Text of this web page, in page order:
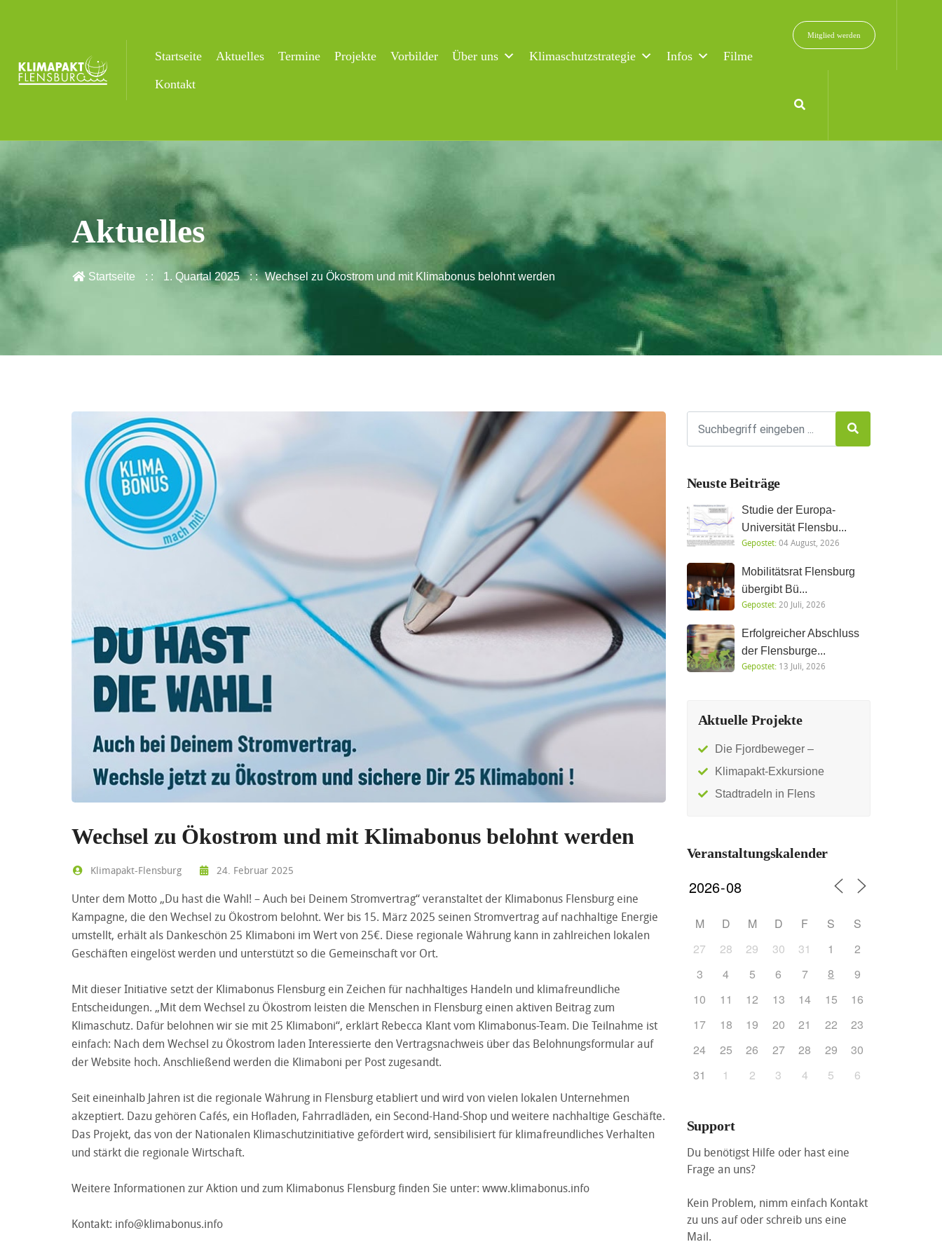
Startseite Aktuelles Termine Projekte Vorbilder Über uns Klimaschutzstrategie Infos
Filme
Kontakt
Mitglied werden
Aktuelles
Startseite 1. Quartal 2025 Wechsel zu Ökostrom und mit Klimabonus belohnt werden
Wechsel zu Ökostrom und mit Klimabonus belohnt werden
Klimapakt-Flensburg 24. Februar 2025
Unter dem Motto „Du hast die Wahl! – Auch bei Deinem Stromvertrag“ veranstaltet der Klimabonus Flensburg eine
Kampagne, die den Wechsel zu Ökostrom belohnt. Wer bis 15. März 2025 seinen Stromvertrag auf nachhaltige Energie
umstellt, erhält als Dankeschön 25 Klimaboni im Wert von 25€. Diese regionale Währung kann in zahlreichen lokalen
Geschäften eingelöst werden und unterstützt so die Gemeinschaft vor Ort.
Mit dieser Initiative setzt der Klimabonus Flensburg ein Zeichen für nachhaltiges Handeln und klimafreundliche
Entscheidungen. „Mit dem Wechsel zu Ökostrom leisten die Menschen in Flensburg einen aktiven Beitrag zum
Klimaschutz. Dafür belohnen wir sie mit 25 Klimaboni“, erklärt Rebecca Klant vom Klimabonus-Team. Die Teilnahme ist
einfach: Nach dem Wechsel zu Ökostrom laden Interessierte den Vertragsnachweis über das Belohnungsformular auf
der Website hoch. Anschließend werden die Klimaboni per Post zugesandt.
Seit eineinhalb Jahren ist die regionale Währung in Flensburg etabliert und wird von vielen lokalen Unternehmen
akzeptiert. Dazu gehören Cafés, ein Hofladen, Fahrradläden, ein Second-Hand-Shop und weitere nachhaltige Geschäfte.
Das Projekt, das von der Nationalen Klimaschutzinitiative gefördert wird, sensibilisiert für klimafreundliches Verhalten
und stärkt die regionale Wirtschaft.
Weitere Informationen zur Aktion und zum Klimabonus Flensburg finden Sie unter: www.klimabonus.info
Kontakt: info@klimabonus.info
Neuste Beiträge
Studie der Europa-
Universität Flensbu...
Gepostet:04 August, 2026
Mobilitätsrat Flensburg
übergibt Bü...
Gepostet:20 Juli, 2026
Erfolgreicher Abschluss
der Flensburge...
Gepostet:13 Juli, 2026
Aktuelle Projekte
Die Fjordbeweger –
Klimapakt-Exkursione
Stadtradeln in Flens
Veranstaltungskalender
M D M D F S
S
27
28 29 30 31 1
2
3
4 5 6 7 8
9
10
11 12 13 14 15
16
17
18 19 20 21 22
23
24
25 26 27 28 29
30
31
1 2 3 4 5 6
Support
Du benötigst Hilfe oder hast eine
Frage an uns?
Kein Problem, nimm einfach Kontakt
zu uns auf oder schreib uns eine
Mail.